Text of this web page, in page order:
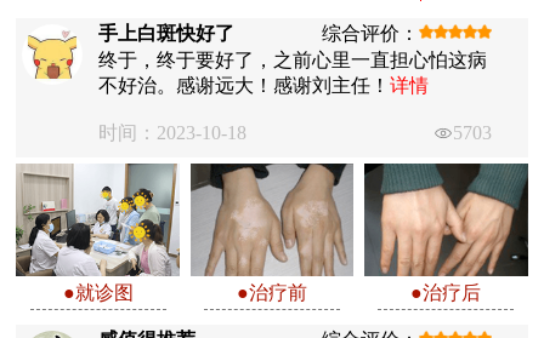
手上白斑快好了
综合评价：
终于，终于要好了，之前心里一直担心怕这病
不好治。感谢远大！感谢刘主任！详情
时间：2023-10-18 5703
●就诊图 ●治疗前 ●治疗后